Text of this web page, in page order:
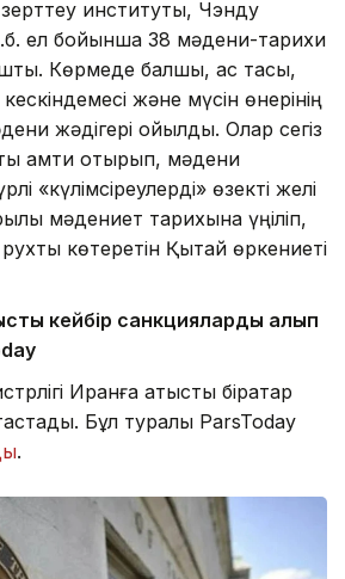
институты, Чэнду
ел бойынша 38 мәдени-тарихи
Көрмеде балшық, қас тасы,
және мүсін өнерінің
жәдігері қойылды. Олар сегіз
қамти отырып, мәдени
«күлімсіреулерді» өзекті желі
мәдениет тарихына үңіліп,
рухты көтеретін Қытай өркениеті
кейбір санкцияларды алып
Иранға қатысты бірқатар
Бұл туралы ParsToday
.